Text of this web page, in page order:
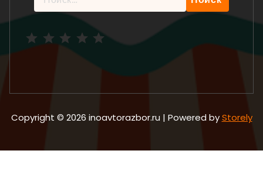
Copyright © 2026 inoavtorazbor.ru | Powered byStorely